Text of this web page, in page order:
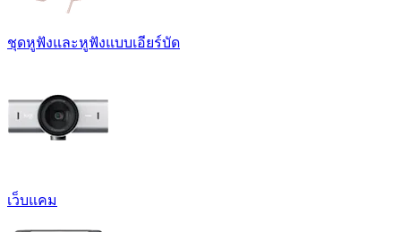
ชุดหูฟังและหูฟังแบบเอียร์บัด
เว็บแคม